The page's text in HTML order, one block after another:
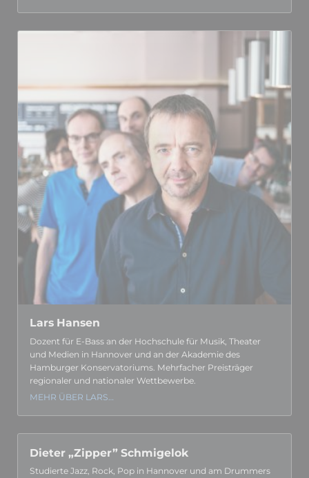
Lars Hansen
Dozent für E-Bass an der Hoch­schule für Musik, Theater
und Medien in Hannover und an der Akademie des
Hamburger Kon­serva­toriums. Mehr­facher Preis­träger
regionaler und nationaler Wett­bewerbe.
MEHR ÜBER LARS…
Dieter „Zipper” Schmigelok
Studierte Jazz, Rock, Pop in Hannover und am Drummers